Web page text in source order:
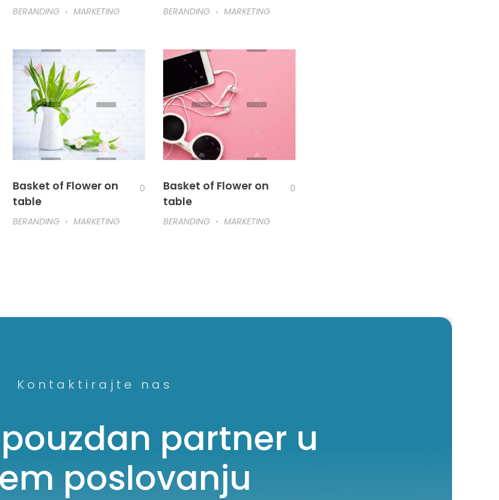
BERANDING MARKETING BERANDING MARKETING
Basket of Flower on
table
0
BERANDING MARKETING
Basket of Flower on
table
0
BERANDING MARKETING
Kontaktirajte nas
partner u
poslovanju